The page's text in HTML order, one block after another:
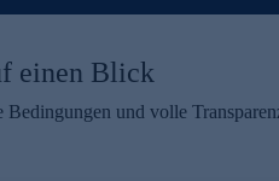
einen Blick
und volle